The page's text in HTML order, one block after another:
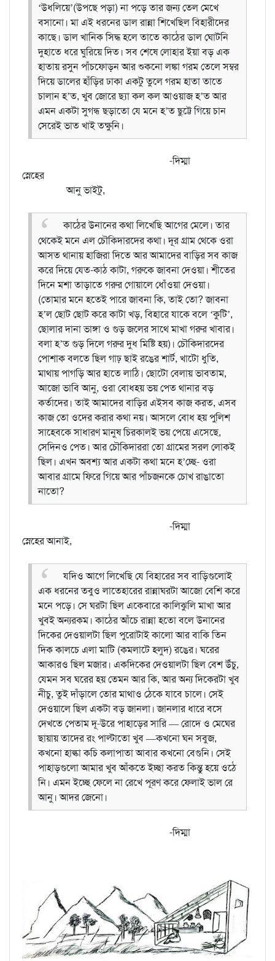
‘উধলিয়ে’(উপছে পড়া) না পড়ে তার জন্য তেল মেখে
বসানো। মা এই ধরনের ডাল রান্না শিখেছিল বিহারীদের
কাছে। ডাল খানিক সিদ্ধ হলে তাতে কাঠের ডাল ঘোটনি
দুহাতে ধরে ঘুরিয়ে দিত। সব শেষে লোহার ইয়া বড় এক
হাতায় রসুন পাঁচফোড়ন আর শুকনো লঙ্কা গরম তেলে সম্বর
দিয়ে ডালের হাঁড়ির ঢাকা একটু তুলে গরম হাতা তাতে
চালান হ’ত, খুব জোরে ছ্যা কল কল আওয়াজ হ’ত আর
এমন একটা সুগন্ধ ছড়াতো যে মনে হ’ত ছুট্টে গিয়ে চান
সেরেই ভাত খাই তক্ষুনি।
-দিম্মা
স্নেহের
আনু ভাইটু,
কাঠের উনানের কথা লিখেছি আগের মেলে। তার
থেকেই মনে এল চৌকিদারদের কথা। দূর গ্রাম থেকে ওরা
আসত থানায় হাজিরা দিতে আর আমাদের বাড়ির সব কাজ
করে দিয়ে যেত-কাঠ কাটা, গরুকে জাবনা দেওয়া। শীতের
দিনে মশা তাড়াতে গরুর গোয়ালে ধোঁওয়া দেওয়া।
(তোমার মনে হতেই পারে জাবনা কি, তাই তো? জাবনা
হ’ল ছোট ছোট করে কাটা খড়, বিহারে যাকে বলে ‘কুটি’,
ছোলার দানা ভাঙ্গা ও গুড় জলের সাথে মাখা গরুর খাবার।
বলা হ’ত গুড় দিলে গরুর দুধ মিষ্টি হয়)। চৌকিদারদের
পোশাক বলতে ছিল গাঢ় ছাই রঙের শার্ট, খাটো ধুতি,
মাথায় পাগড়ি আর হাতে লাঠি। ছোটো বেলায় ভাবতাম,
আজো ভাবি আনু, ওরা বোধহয় ভয় পেত থানার বড়
কর্তাদের। তাই আমাদের বাড়ির এইসব কাজ করত, এসব
কাজ তো ওদের করার কথা নয়। আসলে বোধ হয় পুলিশ
সাহেবকে সাধারণ মানুষ চিরকালই ভয় পেয়ে এসেছে,
সেদিনও পেত। আর চৌকিদাররা তো গ্রামের সরল লোকই
ছিল। এখন অবশ্য আর একটা কথা মনে হ’চ্ছে- ওরা
আবার গ্রামে ফিরে গিয়ে আর পাঁচজনকে চোখ রাঙাতো
নাতো?
-দিম্মা
স্নেহের আনাই,
যদিও আগে লিখেছি যে বিহারের সব বাড়িগুলোই
এক ধরনের তবুও লাতেহারের রান্নাঘরটা আজো বেশি করে
মনে পড়ে। সে ঘরটা ছিল একেবারে কালিঝুলি মাখা আর
খুবই অন্যরকম। কাঠের আঁচে রান্না হতো বলে উনানের
দিকের দেওয়ালটা ছিল পুরোটাই কালো আর বাকি তিন
দিক কালচে এলা মাটি (কমলাটে হলুদ) রঙের। ঘরের
আকারও ছিল মজার। একদিকের দেওয়ালটা ছিল বেশ উঁচু,
যেমন সব ঘরের হয় তেমন আর কি, আর অন্য দিকেরটা খুব
নীচু, তুই দাঁড়ালে তোর মাথাও ঠেকে যাবে চালে। সেই
দেওয়ালে ছিল একটা বড় জানলা। জানলার ধারে বসে
দেখতে পেতাম দূ-উরে পাহাড়ের সারি — রোদে ও মেঘের
ছায়ায় তাদের রং পাল্টাতো খুব —কখনো ঘন সবুজ,
কখনো হাল্কা কচি কলাপাতা আবার কখনো বেগুনি। সেই
পাহাড়গুলো আমার খুব আঁকতে ইচ্ছা করত কিন্তু হয়ে ওঠে
নি। এমন ইচ্ছে ফেলে না রেখে পূরণ করে ফেলাই ভাল রে
আনু। আদর জেনো।
-দিম্মা